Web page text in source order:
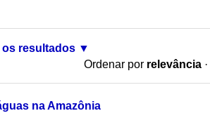
os resultados
Ordenar por relevância ·
na Amazônia